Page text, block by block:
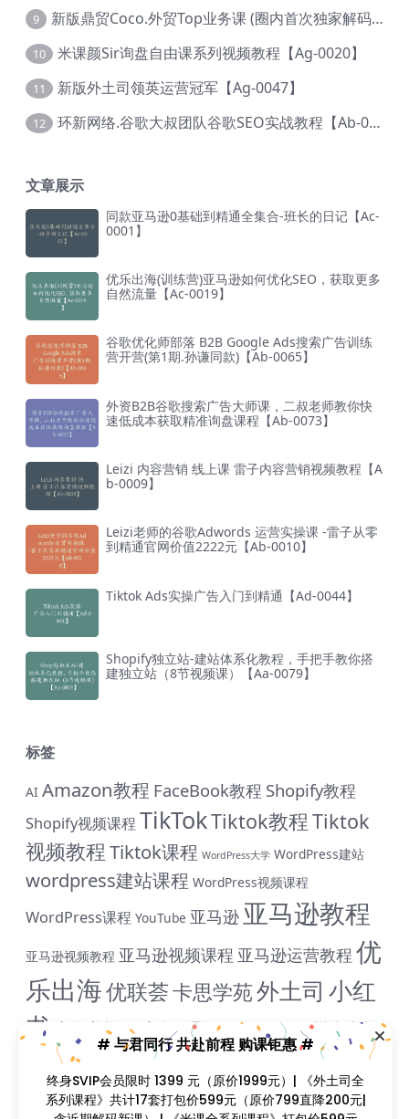
9 新版鼎贸Coco.外贸Top业务课 (圈内首次独家解码|460节课)【Ag-0091】
10 米课颜Sir询盘自由课系列视频教程【Ag-0020】
11 新版外土司领英运营冠军【Ag-0047】
12 环新网络.谷歌大叔团队谷歌SEO实战教程【Ab-0024】
文章展示
同款亚马逊0基础到精通全集合-班长的日记【Ac-
0001】
优乐出海(训练营)亚马逊如何优化SEO，获取更多
自然流量【Ac-0019】
谷歌优化师部落 B2B Google Ads搜索广告训练
营开营(第1期.孙谦同款)【Ab-0065】
外资B2B谷歌搜索广告大师课，二叔老师教你快
速低成本获取精准询盘课程【Ab-0073】
Leizi 内容营销 线上课 雷子内容营销视频教程【A
b-0009】
Leizi老师的谷歌Adwords 运营实操课 -雷子从零
到精通官网价值2222元【Ab-0010】
Tiktok Ads实操广告入门到精通【Ad-0044】
Shopify独立站-建站体系化教程，手把手教你搭
建独立站（8节视频课）【Aa-0079】
标签
AI Amazon教程 FaceBook教程 Shopify教程
Shopify视频课程 TikTokTiktok教程Tiktok
视频教程Tiktok课程 WordPress大学 WordPress建站
wordpress建站课程 WordPress视频课程
WordPress课程 YouTube 亚马逊 亚马逊教程
亚马逊视频教程 亚马逊视频课程 亚马逊运营教程 优
乐出海优联荟卡思学苑外土司 小红
书 小红书教程 成人用品 抖音教程 拼多多 拼多多教
淘宝教程 米课
ADS教程谷歌SEO教程 谷歌SEO课程 谷歌运用教程
# 与君同行 共赴前程 购课钜惠 #
终身SVIP会员限时 1399 元（原价1999元）| 《外土司全
系列课程》共计17套打包价599元（原价799直降200元|